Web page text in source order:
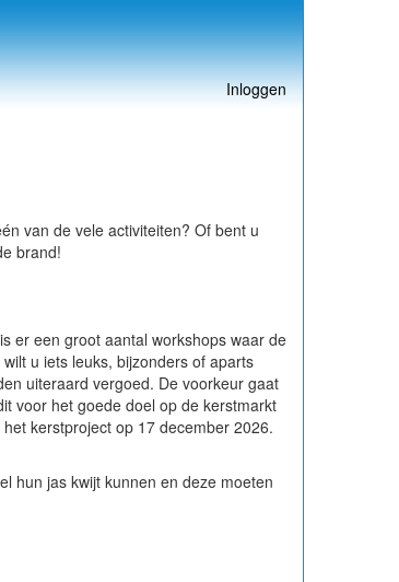
Inloggen
van de vele activiteiten? Of bent u
brand!
er een groot aantal workshops waar de
u iets leuks, bijzonders of aparts
uiteraard vergoed. De voorkeur gaat
voor het goede doel op de kerstmarkt
kerstproject op 17 december 2026.
hun jas kwijt kunnen en deze moeten